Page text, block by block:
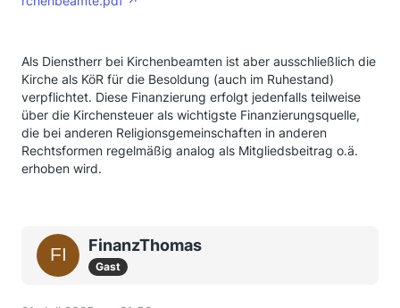
Als Dienstherr bei Kirchenbeamten ist aber ausschließlich die
Kirche als KöR für die Besoldung (auch im Ruhestand)
verpflichtet. Diese Finanzierung erfolgt jedenfalls teilweise
über die Kirchensteuer als wichtigste Finanzierungsquelle,
die bei anderen Religionsgemeinschaften in anderen
Rechtsformen regelmäßig analog als Mitgliedsbeitrag o.ä.
erhoben wird.
FinanzThomas
Gast